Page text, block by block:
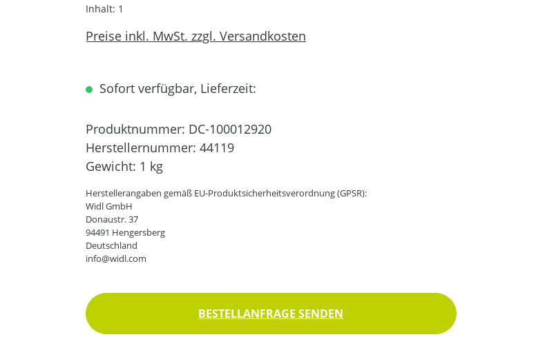
Inhalt: 1
Preise inkl. MwSt. zzgl. Versandkosten
Sofort verfügbar, Lieferzeit:
Produktnummer: DC-100012920
Herstellernummer: 44119
Gewicht: 1 kg
Herstellerangaben gemäß EU-Produktsicherheitsverordnung (GPSR):
Widl GmbH
Donaustr. 37
94491 Hengersberg
Deutschland
info@widl.com
BESTELLANFRAGE SENDEN